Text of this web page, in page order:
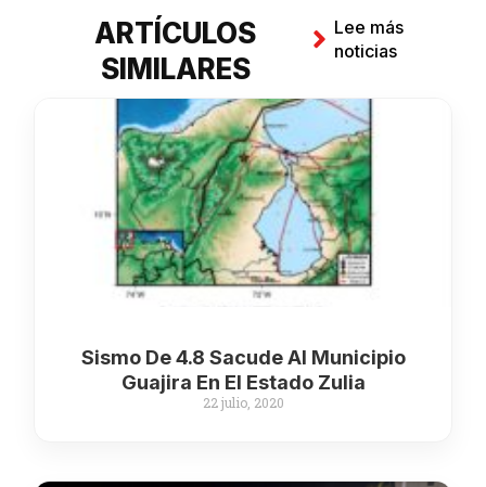
ARTÍCULOS
SIMILARES
Lee más
noticias
Sismo De 4.8 Sacude Al Municipio
Guajira En El Estado Zulia
22 julio, 2020